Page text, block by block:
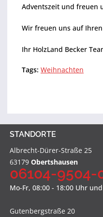
Adventszeit und freuen
Wir freuen uns auf Ihren
Ihr HolzLand Becker
Tags: Weihnachten
STANDORTE
Albrecht-Dürer-Straße 25
63179 Obertshausen
06104-9504-
Mo-Fr, 08:00 - 18:00 Uhr
Gutenbergstraße 20